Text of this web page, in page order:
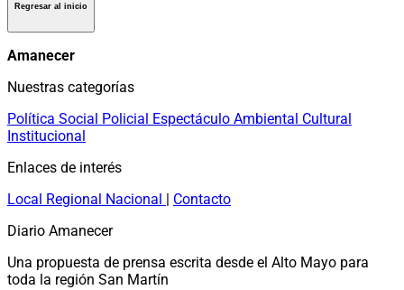
Regresar al inicio
Amanecer
Nuestras categorías
Política Social Policial Espectáculo Ambiental Cultural
Institucional
Enlaces de interés
Local Regional Nacional | Contacto
Diario Amanecer
Una propuesta de prensa escrita desde el Alto Mayo para
toda la región San Martín